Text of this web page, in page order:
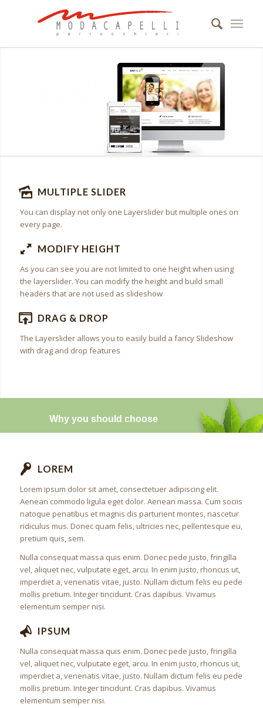
MULTIPLE SLIDER
You can display not only one Layerslider but multiple ones on
every page.
MODIFY HEIGHT
As you can see you are not limited to one height when using
the layerslider. You can modify the height and build small
headers that are not used as slideshow
DRAG & DROP
The Layerslider allows you to easily build a fancy Slideshow
with drag and drop features
Why you should choose
LOREM
Lorem ipsum dolor sit amet, consectetuer adipiscing elit.
Aenean commodo ligula eget dolor. Aenean massa. Cum sociis
natoque penatibus et magnis dis parturient montes, nascetur
ridiculus mus. Donec quam felis, ultricies nec, pellentesque eu,
pretium quis, sem.
Nulla consequat massa quis enim. Donec pede justo, fringilla
vel, aliquet nec, vulputate eget, arcu. In enim justo, rhoncus ut,
imperdiet a, venenatis vitae, justo. Nullam dictum felis eu pede
mollis pretium. Integer tincidunt. Cras dapibus. Vivamus
elementum semper nisi.
IPSUM
Nulla consequat massa quis enim. Donec pede justo, fringilla
vel, aliquet nec, vulputate eget, arcu. In enim justo, rhoncus ut,
imperdiet a, venenatis vitae, justo. Nullam dictum felis eu pede
mollis pretium. Integer tincidunt. Cras dapibus. Vivamus
elementum semper nisi.